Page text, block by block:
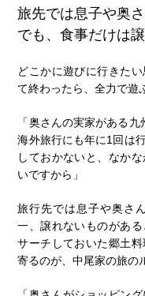
旅先では息子や奥
でも、食事だけは
どこかに遊びに行きた
て終わったら、全力で遊
「奥さんの実家がある
海外旅行にも年に1回は
しておかないと、なか
いですから」
旅行先では息子や奥さ
一、譲れないものがあ
サーチしておいた郷土
寄るのが、中尾家の旅の